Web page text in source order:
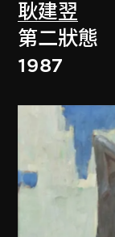
耿建翌
第二狀態
1987